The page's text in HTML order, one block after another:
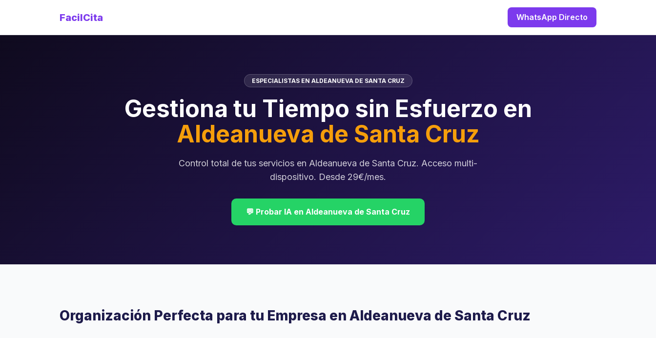
FacilCita WhatsApp Directo
ESPECIALISTAS EN ALDEANUEVA DE SANTA CRUZ
Gestiona tu Tiempo sin Esfuerzo en
Aldeanueva de Santa Cruz
Control total de tus servicios en Aldeanueva de Santa Cruz. Acceso multi-
dispositivo. Desde 29€/mes.
💬 Probar IA en Aldeanueva de Santa Cruz
Organización Perfecta para tu Empresa en Aldeanueva de Santa Cruz